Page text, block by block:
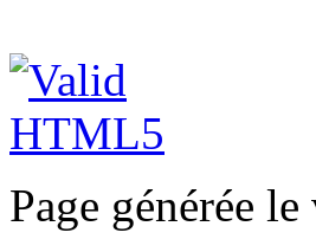
Page générée